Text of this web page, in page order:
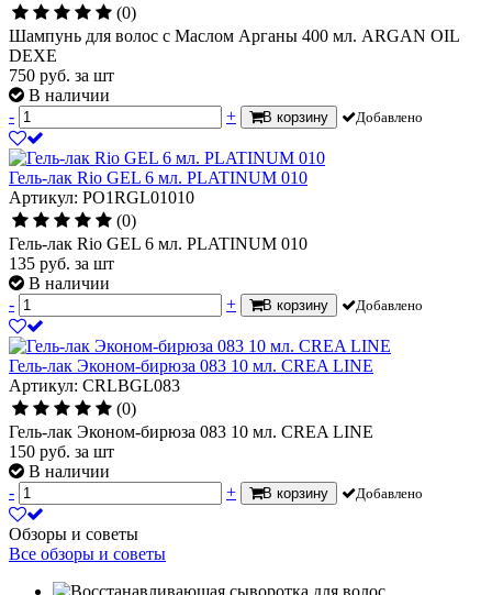
(0)
Шампунь для волос с Mаслом Арганы 400 мл. ARGAN OIL
DEXE
750 руб. за шт
В наличии
-
+ В корзину Добавлено
Гель-лак Rio GEL 6 мл. PLATINUM 010
Артикул: PO1RGL01010
(0)
Гель-лак Rio GEL 6 мл. PLATINUM 010
135 руб. за шт
В наличии
-
+ В корзину Добавлено
Гель-лак Эконом-бирюза 083 10 мл. CREA LINE
Артикул: CRLBGL083
(0)
Гель-лак Эконом-бирюза 083 10 мл. CREA LINE
150 руб. за шт
В наличии
-
+ В корзину Добавлено
Обзоры и советы
Все обзоры и советы